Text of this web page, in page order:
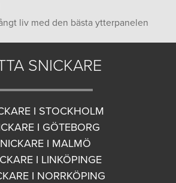
liv med den bästa ytterpanelen
SNICKARE
I STOCKHOLM
I GÖTEBORG
I MALMÖ
I LINKÖPINGE
I NORRKÖPING